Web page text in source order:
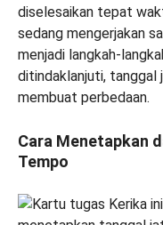
diselesaikan tepat
sedang mengerjakan
menjadi langkah-
ditindaklanjuti, tanggal
membuat perbedaan.
Cara Menetapkan
Tempo